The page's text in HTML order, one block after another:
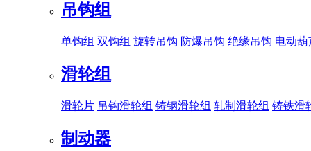
吊钩组
单钩组 双钩组 旋转吊钩 防爆吊钩 绝缘吊钩 电动
滑轮组
滑轮片 吊钩滑轮组 铸钢滑轮组 轧制滑轮组 铸铁滑
制动器